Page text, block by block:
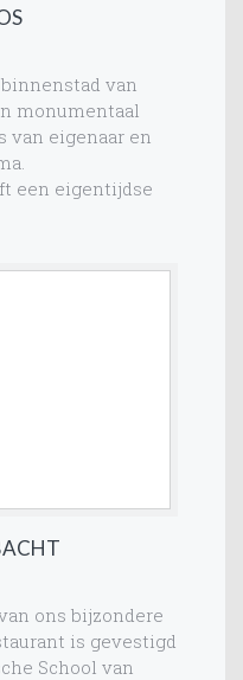
van
monumentaal
van eigenaar en
een eigentijdse
ons bijzondere
is gevestigd
School van